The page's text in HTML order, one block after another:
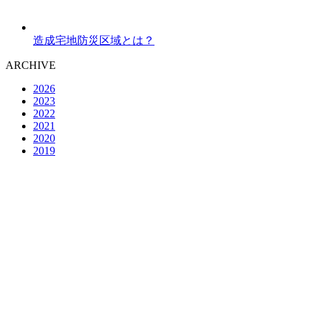
造成宅地防災区域とは？
ARCHIVE
2026
2023
2022
2021
2020
2019